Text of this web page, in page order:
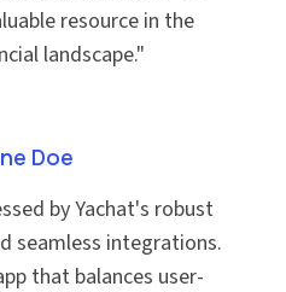
resource in the
landscape."
Doe
by Yachat's robust
seamless integrations.
that balances user-